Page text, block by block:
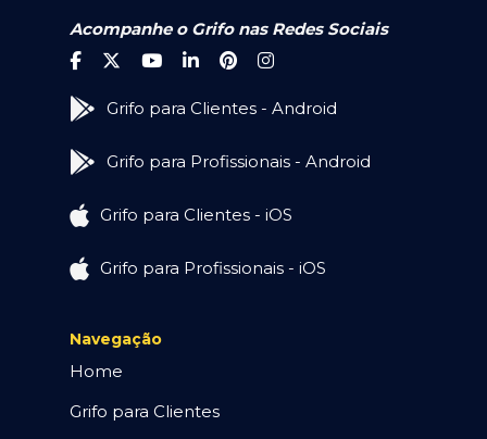
Acompanhe o Grifo nas Redes Sociais
Grifo para Clientes - Android
Grifo para Profissionais - Android
Grifo para Clientes - iOS
Grifo para Profissionais - iOS
Navegação
Home
Grifo para Clientes